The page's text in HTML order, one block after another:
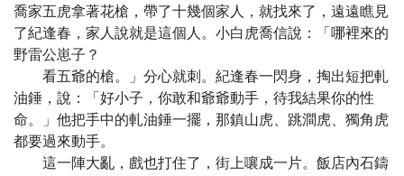
喬家五虎拿著花槍，帶了十幾個家人，就找來了，遠遠瞧見
了紀逢春，家人說就是這個人。小白虎喬信說：「哪裡來的
野雷公崽子？
看五爺的槍。」分心就刺。紀逢春一閃身，掏出短把軋
油錘，說：「好小子，你敢和爺爺動手，待我結果你的性
命。」他把手中的軋油錘一擺，那鎮山虎、跳澗虎、獨角虎
都要過來動手。
這一陣大亂，戲也打住了，街上嚷成一片。飯店內石鑄